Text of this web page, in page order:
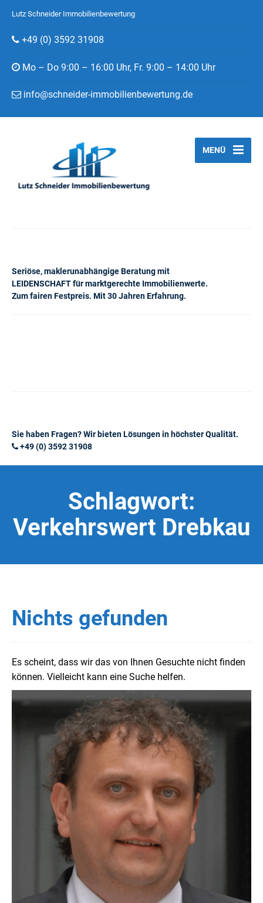
Lutz Schneider Immobilienbewertung
+49 (0) 3592 31908
Mo – Do 9:00 – 16:00 Uhr, Fr. 9:00 – 14:00 Uhr
info@schneider-immobilienbewertung.de
Seriöse, maklerunabhängige Beratung mit
LEIDENSCHAFT für marktgerechte Immobilienwerte.
Zum fairen Festpreis. Mit 30 Jahren Erfahrung.
MENÜ
Sie haben Fragen? Wir bieten Lösungen in höchster Qualität.
+49 (0) 3592 31908
Schlagwort:
Verkehrswert Drebkau
Nichts gefunden
Es scheint, dass wir das von Ihnen Gesuchte nicht finden
können. Vielleicht kann eine Suche helfen.